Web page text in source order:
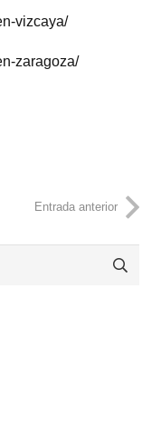
vizcaya/
zaragoza/
Entrada anterior